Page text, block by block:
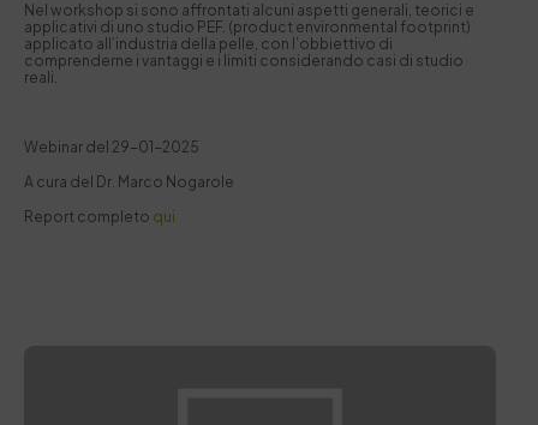
Nel workshop si sono affrontati alcuni aspetti generali, teorici e
applicativi di uno studio PEF. (product environmental footprint)
applicato all’industria della pelle, con l’obbiettivo di
comprenderne i vantaggi e i limiti considerando casi di studio
reali.
Webinar del 29-01-2025
A cura del Dr. Marco Nogarole
Report completo qui